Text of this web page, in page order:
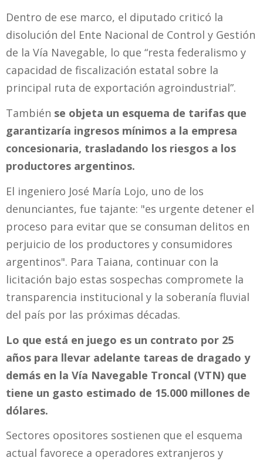
Dentro de ese marco, el diputado criticó la
disolución del Ente Nacional de Control y Gestión
de la Vía Navegable, lo que “resta federalismo y
capacidad de fiscalización estatal sobre la
principal ruta de exportación agroindustrial”.
También se objeta un esquema de tarifas que
garantizaría ingresos mínimos a la empresa
concesionaria, trasladando los riesgos a los
productores argentinos.
El ingeniero José María Lojo, uno de los
denunciantes, fue tajante: "es urgente detener el
proceso para evitar que se consuman delitos en
perjuicio de los productores y consumidores
argentinos". Para Taiana, continuar con la
licitación bajo estas sospechas compromete la
transparencia institucional y la soberanía fluvial
del país por las próximas décadas.
Lo que está en juego es un contrato por 25
años para llevar adelante tareas de dragado y
demás en la Vía Navegable Troncal (VTN) que
tiene un gasto estimado de 15.000 millones de
dólares.
Sectores opositores sostienen que el esquema
actual favorece a operadores extranjeros y